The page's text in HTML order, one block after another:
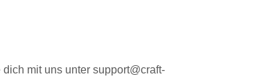
mit uns unter support@craft-